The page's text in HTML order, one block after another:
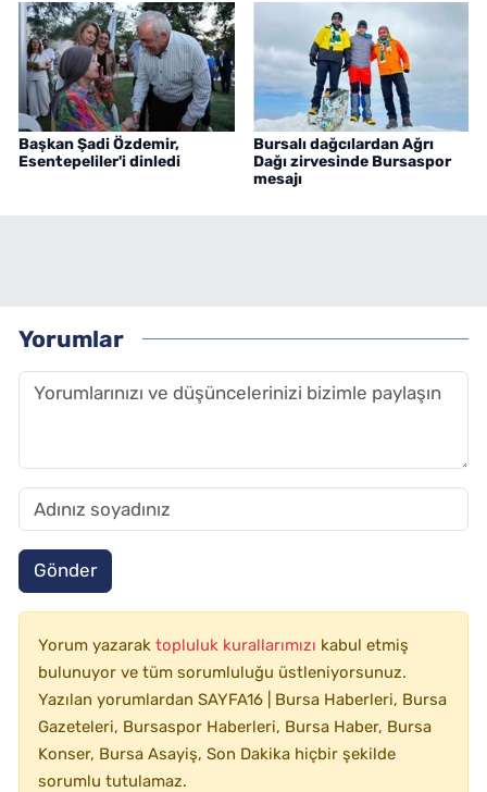
Başkan Şadi Özdemir,
Esentepeliler'i dinledi
Bursalı dağcılardan Ağrı
Dağı zirvesinde Bursaspor
mesajı
Yorumlar
Gönder
Yorum yazarak topluluk kurallarımızı kabul etmiş
bulunuyor ve tüm sorumluluğu üstleniyorsunuz.
Yazılan yorumlardan SAYFA16 | Bursa Haberleri, Bursa
Gazeteleri, Bursaspor Haberleri, Bursa Haber, Bursa
Konser, Bursa Asayiş, Son Dakika hiçbir şekilde
sorumlu tutulamaz.